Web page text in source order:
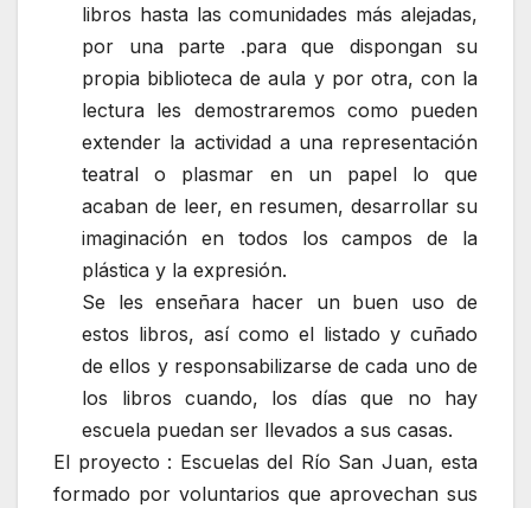
libros hasta las comunidades más alejadas,
por una parte .para que dispongan su
propia biblioteca de aula y por otra, con la
lectura les demostraremos como pueden
extender la actividad a una representación
teatral o plasmar en un papel lo que
acaban de leer, en resumen, desarrollar su
imaginación en todos los campos de la
plástica y la expresión.
Se les enseñara hacer un buen uso de
estos libros, así como el listado y cuñado
de ellos y responsabilizarse de cada uno de
los libros cuando, los días que no hay
escuela puedan ser llevados a sus casas.
El proyecto : Escuelas del Río San Juan, esta
formado por voluntarios que aprovechan sus